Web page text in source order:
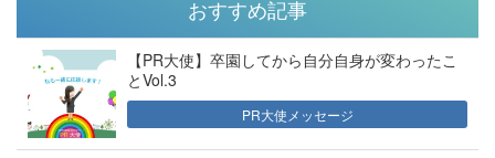
おすすめ記事
【PR大使】卒園してから自分自身が変わったこ
とVol.3
PR大使メッセージ